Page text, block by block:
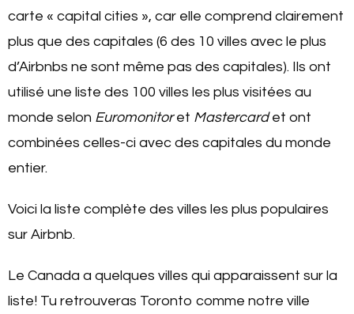
carte « capital cities », car elle comprend clairement
plus que des capitales (6 des 10 villes avec le plus
d’Airbnbs ne sont même pas des capitales). Ils ont
utilisé une liste des 100 villes les plus visitées au
monde selon Euromonitoret Mastercardet ont
combinées celles-ci avec des capitales du monde
entier.
Voici la liste complète des villes les plus populaires
sur Airbnb.
Le Canada a quelques villes qui apparaissent sur la
liste! Tu retrouveras Toronto comme notre ville